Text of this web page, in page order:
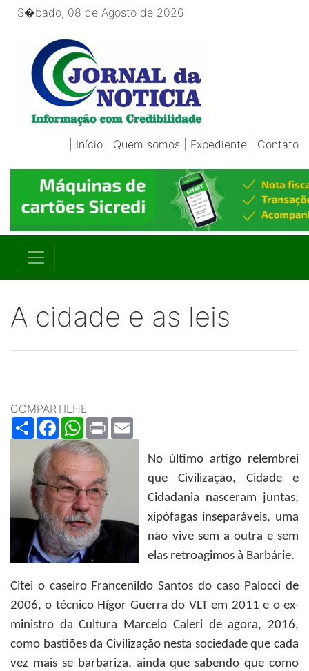
S�bado, 08 de Agosto de 2026
Início Quem somos Expediente Contato
A cidade e as leis
COMPARTILHE
ShareFacebookWhatsApp
Print
No último artigo relembrei
que Civilização, Cidade e
Cidadania nasceram juntas,
xipófagas inseparáveis, uma
não vive sem a outra e sem
elas retroagimos à Barbárie.
Citei o caseiro Francenildo Santos do caso Palocci de
2006, o técnico Hígor Guerra do VLT em 2011 e o ex-
ministro da Cultura Marcelo Caleri de agora, 2016,
como bastiões da Civilização nesta sociedade que cada
vez mais se barbariza, ainda que sabendo que como